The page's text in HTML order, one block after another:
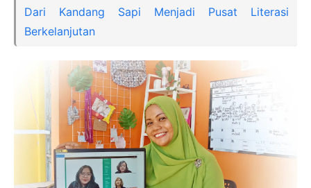
Dari Kandang Sapi Menjadi Pusat Literasi
Berkelanjutan